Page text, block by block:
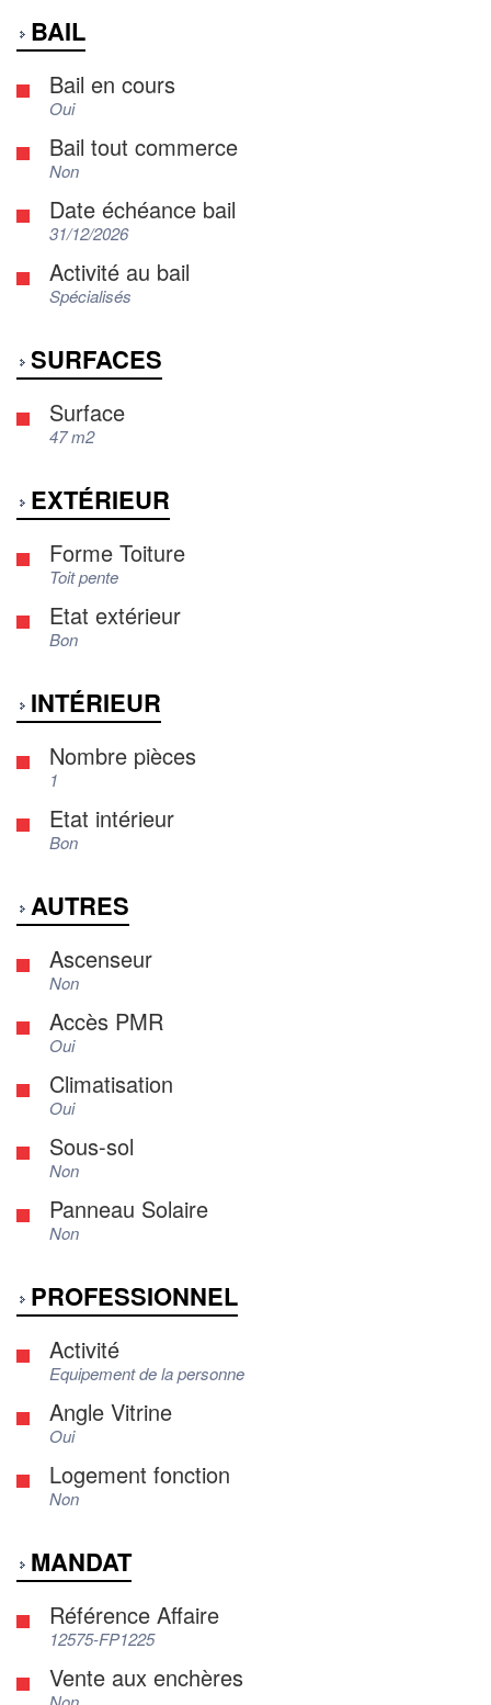
BAIL
Bail en cours
Oui
Bail tout commerce
Non
Date échéance bail
31/12/2026
Activité au bail
Spécialisés
SURFACES
Surface
47 m2
EXTÉRIEUR
Forme Toiture
Toit pente
Etat extérieur
Bon
INTÉRIEUR
Nombre pièces
1
Etat intérieur
Bon
AUTRES
Ascenseur
Non
Accès PMR
Oui
Climatisation
Oui
Sous-sol
Non
Panneau Solaire
Non
PROFESSIONNEL
Activité
Equipement de la personne
Angle Vitrine
Oui
Logement fonction
Non
MANDAT
Référence Affaire
12575-FP1225
Vente aux enchères